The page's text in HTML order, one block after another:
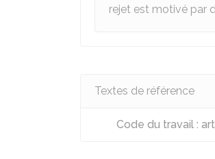
rejet est motivé par
Textes de référence
Code du travail :